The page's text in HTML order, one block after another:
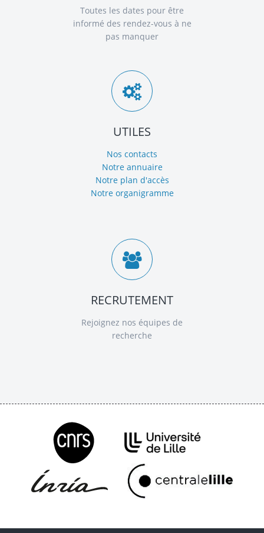
Toutes les dates pour être
informé des rendez-vous à ne
pas manquer
UTILES
Nos contacts
Notre annuaire
Notre plan d'accès
Notre organigramme
RECRUTEMENT
Rejoignez nos équipes de
recherche